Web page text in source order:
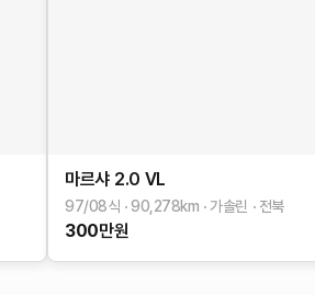
마르샤 2.0 VL
97/08식 90,278km 가솔린 전북
300만원